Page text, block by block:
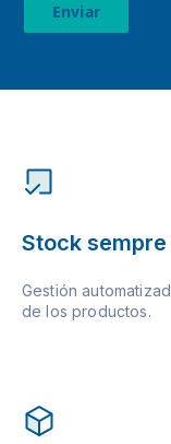
Enviar
Stock
Gestión
de los productos.